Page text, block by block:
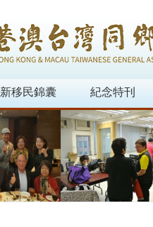
新移民錦囊 紀念特刊